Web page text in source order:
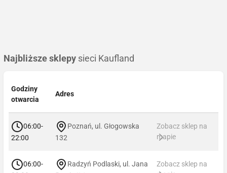
Najbliższe sklepy sieci Kaufland
Godziny
otwarcia
Adres
06:00-
22:00
Poznań, ul. Głogowska
132
Zobacz sklep na
mapie
06:00-
Radzyń Podlaski, ul. Jana
Zobacz sklep na